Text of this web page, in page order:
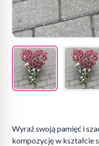
Wyraź swoją pamięć i
kompozycję w kształcie